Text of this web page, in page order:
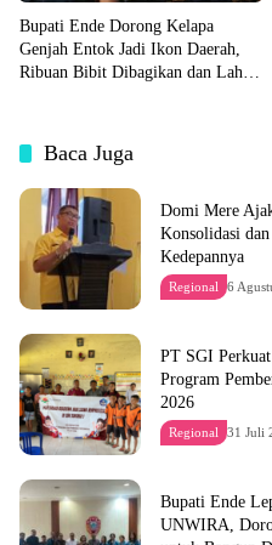
Bupati Ende Dorong Kelapa
Genjah Entok Jadi Ikon Daerah,
Ribuan Bibit Dibagikan dan Lahan
Baca Juga
Domi Mere
Konsolidasi
Kedepannya
Regional 6
PT SGI
Program
2026
Regional 31 Juli
Bupati Ende
UNWIRA,